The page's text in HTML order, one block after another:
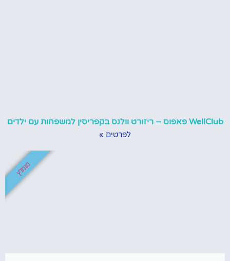
WellClub פאפוס – ריזורט וולנס בקפריסין למשפחות עם ילדים
לפרטים »
מומלץ